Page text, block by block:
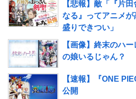
【悲報】敵「『片
なる』ってアニメ
盛りできつい」
【画像】終末のハ
の娘いるじゃん？
【速報】『ONE
公開